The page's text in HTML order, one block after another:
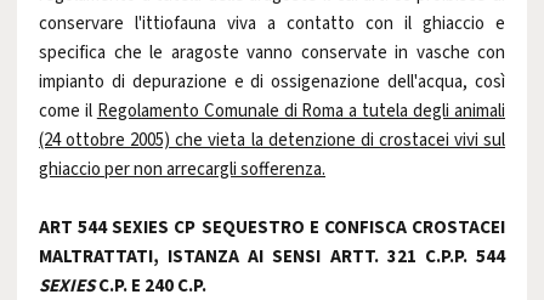
conservare l'ittiofauna viva a contatto con il ghiaccio e
specifica che le aragoste vanno conservate in vasche con
impianto di depurazione e di ossigenazione dell'acqua, così
come il Regolamento Comunale di Roma a tutela degli animali
(24 ottobre 2005) che vieta la detenzione di crostacei vivi sul
ghiaccio per non arrecargli sofferenza.
ART 544 SEXIES CP SEQUESTRO E CONFISCA CROSTACEI
MALTRATTATI, ISTANZA AI SENSI ARTT. 321 C.P.P. 544
SEXIESC.P. E 240 C.P.